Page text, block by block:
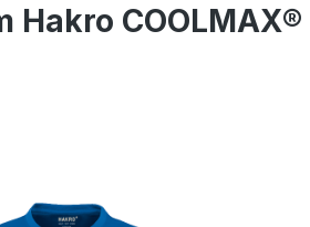
COOLMAX®